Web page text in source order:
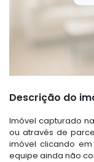
Descrição do
Imóvel capturado
ou através de
imóvel clicando
equipe ainda não